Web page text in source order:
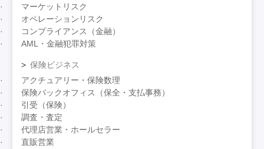
マーケットリスク
オペレーションリスク
コンプライアンス（金融）
AML・金融犯罪対策
保険ビジネス
アクチュアリー・保険数理
保険バックオフィス（保全・支払事務）
引受（保険）
調査・査定
代理店営業・ホールセラー
直販営業